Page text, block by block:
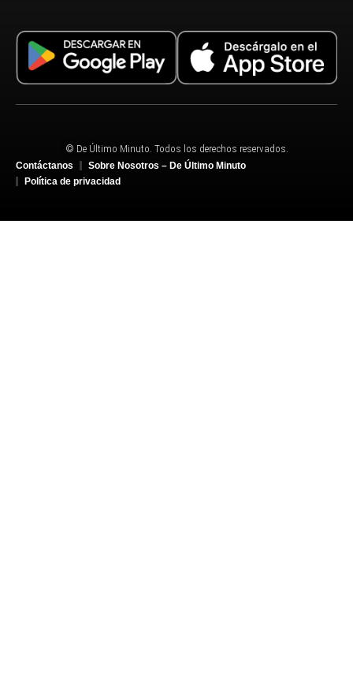
© De Último Minuto. Todos los derechos reservados.
Contáctanos
Sobre Nosotros – De Último Minuto
Política de privacidad